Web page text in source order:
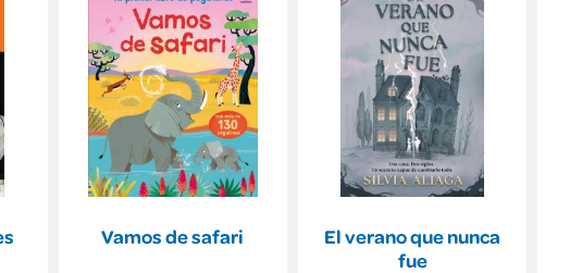
Vamos de safari
El verano que nunca
fue